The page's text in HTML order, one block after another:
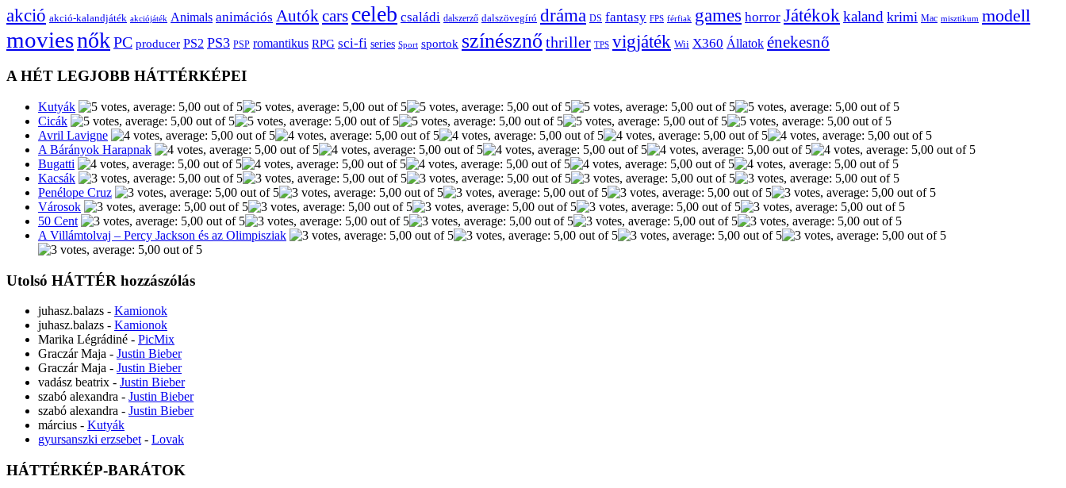
akció akció-kalandjáték akciójáték Animals animációs Autók cars celeb családi dalszerző dalszövegíró dráma DS fantasy FPS férfiak games horror Játékok kaland krimi Mac misztikum modell
moviesnőkPC producer PS2 PS3 PSP romantikus RPG sci-fi series Sport sportok színésznő thriller TPS vigjáték Wii X360 Állatok énekesnő
A HÉT LEGJOBB HÁTTÉRKÉPEI
Kutyák
Cicák
Avril Lavigne
A Bárányok Harapnak
Bugatti
Kacsák
Penélope Cruz
Városok
50 Cent
A Villámtolvaj – Percy Jackson és az Olimpisziak
Utolsó HÁTTÉR hozzászólás
juhasz.balazs - Kamionok
juhasz.balazs - Kamionok
Marika Légrádiné - PicMix
Graczár Maja - Justin Bieber
Graczár Maja - Justin Bieber
vadász beatrix - Justin Bieber
szabó alexandra - Justin Bieber
szabó alexandra - Justin Bieber
március - Kutyák
gyursanszki erzsebet- Lovak
HÁTTÉRKÉP-BARÁTOK